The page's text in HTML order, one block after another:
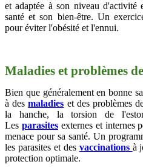
et adaptée à son niveau d'activité
santé et son bien-être. Un
pour éviter l'obésité et l'ennui.
Maladies et problèmes
Bien que généralement en bonne
à desmaladies et des problèmes
la hanche, la torsion de
Les parasites externes et internes
menace pour sa santé. Un
les parasites et des vaccinations à
protection optimale.